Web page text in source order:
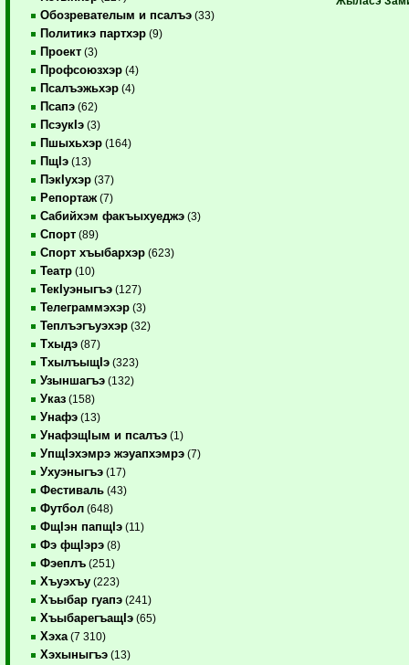
Обозревателым и псалъэ (33)
Политикэ партхэр (9)
Проект (3)
Профсоюзхэр (4)
Псалъэжьхэр (4)
Псапэ (62)
ПсэукIэ (3)
Пшыхьхэр (164)
ПщIэ (13)
ПэкIухэр (37)
Репортаж (7)
Сабийхэм факъыхуеджэ (3)
Спорт (89)
Спорт хъыбархэр (623)
Театр (10)
ТекIуэныгъэ (127)
Телеграммэхэр (3)
Теплъэгъуэхэр (32)
Тхыдэ (87)
ТхылъыщIэ (323)
Узыншагъэ (132)
Указ (158)
Унафэ (13)
УнафэщIым и псалъэ (1)
УпщIэхэмрэ жэуапхэмрэ (7)
Ухуэныгъэ (17)
Фестиваль (43)
Футбол (648)
ФщIэн папщIэ (11)
Фэ фщIэрэ (8)
Фэеплъ (251)
Хъуэхъу (223)
Хъыбар гуапэ (241)
ХъыбарегъащIэ (65)
Хэха (7 310)
Хэхыныгъэ (13)